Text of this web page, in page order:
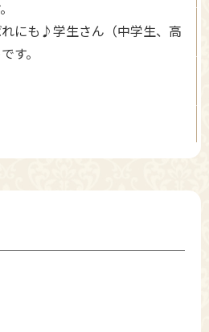
にも♪学生さん（中学生、高
す。